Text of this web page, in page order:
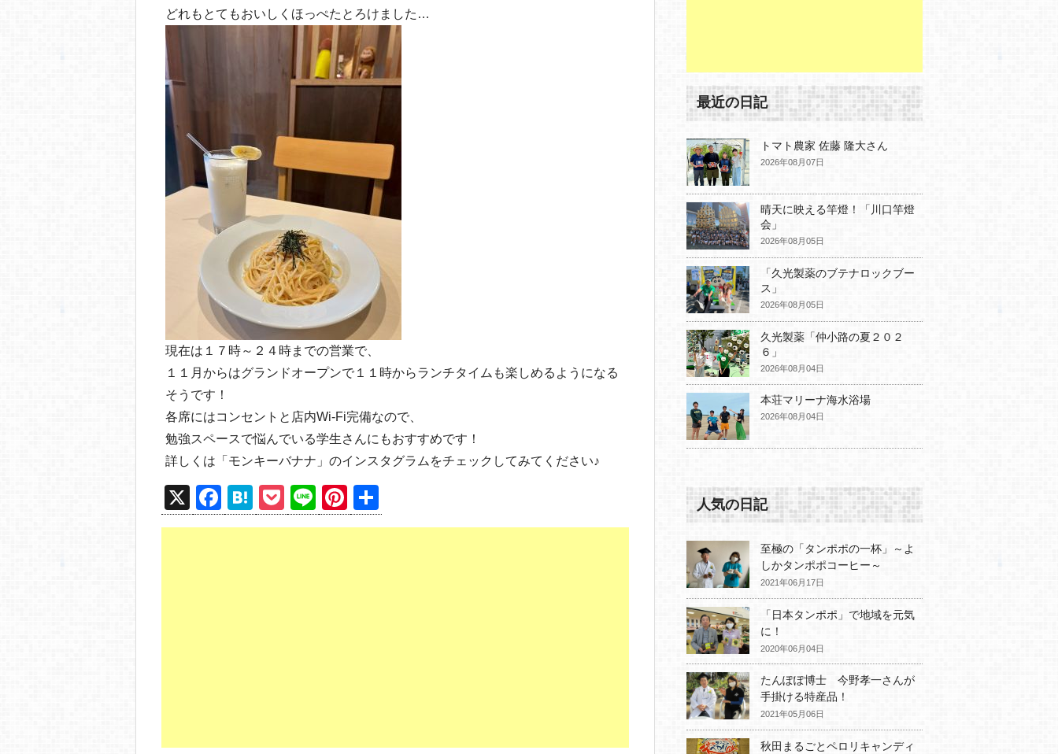
どれもとてもおいしくほっぺたとろけました…
現在は１７時～２４時までの営業で、
１１月からはグランドオープンで１１時からランチタイムも楽しめるようになる
そうです！
各席にはコンセントと店内Wi-Fi完備なので、
勉強スペースで悩んでいる学生さんにもおすすめです！
詳しくは「モンキーバナナ」のインスタグラムをチェックしてみてください♪
X
F
a
H
at
P
o
Li
n
Pi
nt 有
最近の日記
トマト農家 佐藤 隆大さん
2026年08月07日
晴天に映える竿燈！「川口竿燈
会」
2026年08月05日
「久光製薬のブテナロックブー
ス」
2026年08月05日
久光製薬「仲小路の夏２０２
６」
2026年08月04日
本荘マリーナ海水浴場
2026年08月04日
人気の日記
至極の「タンポポの一杯」～よ
しかタンポポコーヒー～
2021年06月17日
「日本タンポポ」で地域を元気
に！
2020年06月04日
たんぽぽ博士 今野孝一さんが
手掛ける特産品！
2021年05月06日
秋田まるごとペロリキャンディ